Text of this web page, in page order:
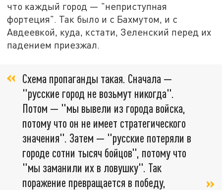
что каждый город — "неприступная
фортеция". Так было и с Бахмутом, и с
Авдеевкой, куда, кстати, Зеленский перед их
падением приезжал.
Схема пропаганды такая. Сначала —
"русские город не возьмут никогда".
Потом — "мы вывели из города войска,
потому что он не имеет стратегического
значения". Затем — "русские потеряли в
городе сотни тысяч бойцов", потому что
"мы заманили их в ловушку". Так
поражение превращается в победу,